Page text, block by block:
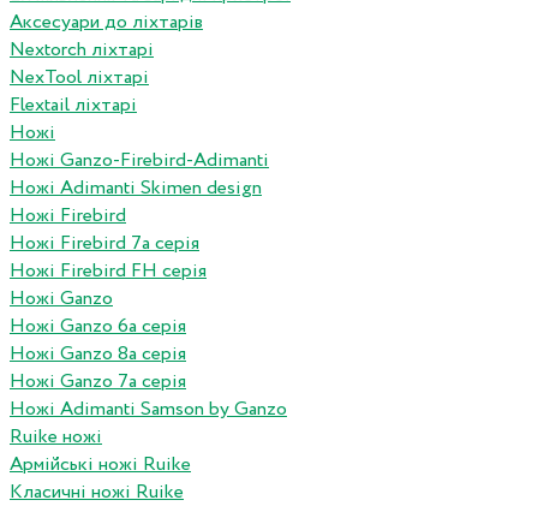
Аксесуари до ліхтарів
Nextorch ліхтарі
NexTool ліхтарі
Flextail ліхтарі
Ножі
Ножі Ganzo-Firebird-Adimanti
Ножі Adimanti Skimen design
Ножі Firebird
Ножі Firebird 7а серія
Ножі Firebird FH серія
Ножі Ganzo
Ножі Ganzo 6а серія
Ножі Ganzo 8а серія
Ножі Ganzo 7а серія
Ножі Adimanti Samson by Ganzo
Ruike ножі
Армійські ножі Ruike
Класичні ножі Ruike